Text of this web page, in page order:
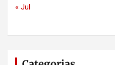
« Jul